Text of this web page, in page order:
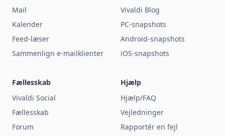
Mail
Kalender
Feed-læser
Sammenlign e-mailklienter
Vivaldi Blog
PC-snapshots
Android-snapshots
iOS-snapshots
Fællesskab
Vivaldi Social
Fællesskab
Forum
Hjælp
Hjælp/FAQ
Vejledninger
Rapportér en fejl